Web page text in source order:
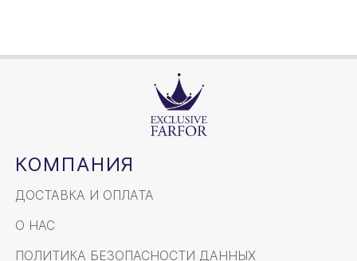
КОМПАНИЯ
ДОСТАВКА И ОПЛАТА
О НАС
ПОЛИТИКА БЕЗОПАСНОСТИ ДАННЫХ